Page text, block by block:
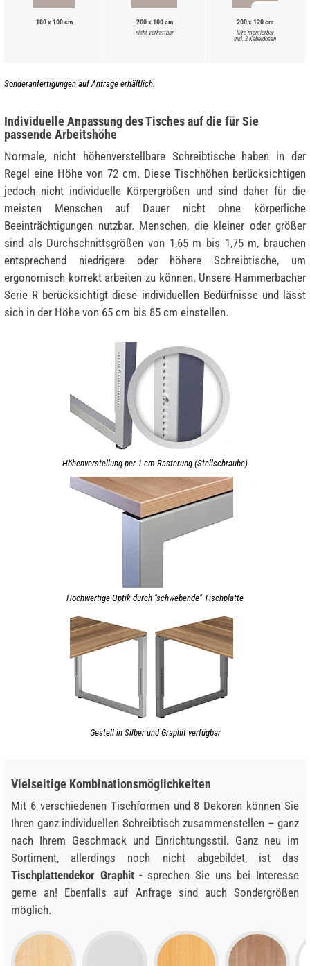
180 x 100 cm 200 x 100 cm
nicht verkettbar
200 x 120 cm
li/re montierbar
inkl. 2 Kabeldosen
Sonderanfertigungen auf Anfrage erhältlich.
Individuelle Anpassung des Tisches auf die für Sie
passende Arbeitshöhe
Normale, nicht höhenverstellbare Schreibtische haben in der
Regel eine Höhe von 72 cm. Diese Tischhöhen berücksichtigen
jedoch nicht individuelle Körpergrößen und sind daher für die
meisten Menschen auf Dauer nicht ohne körperliche
Beeinträchtigungen nutzbar. Menschen, die kleiner oder größer
sind als Durchschnittsgrößen von 1,65 m bis 1,75 m, brauchen
entsprechend niedrigere oder höhere Schreibtische, um
ergonomisch korrekt arbeiten zu können. Unsere Hammerbacher
Serie R berücksichtigt diese individuellen Bedürfnisse und lässt
sich in der Höhe von 65 cm bis 85 cm einstellen.
Höhenverstellung per 1 cm-Rasterung (Stellschraube)
Hochwertige Optik durch "schwebende" Tischplatte
Gestell in Silber und Graphit verfügbar
Vielseitige Kombinationsmöglichkeiten
Mit 6 verschiedenen Tischformen und 8 Dekoren können Sie
Ihren ganz individuellen Schreibtisch zusammenstellen – ganz
nach Ihrem Geschmack und Einrichtungsstil. Ganz neu im
Sortiment, allerdings noch nicht abgebildet, ist das
Tischplattendekor Graphit- sprechen Sie uns bei Interesse
gerne an! Ebenfalls auf Anfrage sind auch Sondergrößen
möglich.